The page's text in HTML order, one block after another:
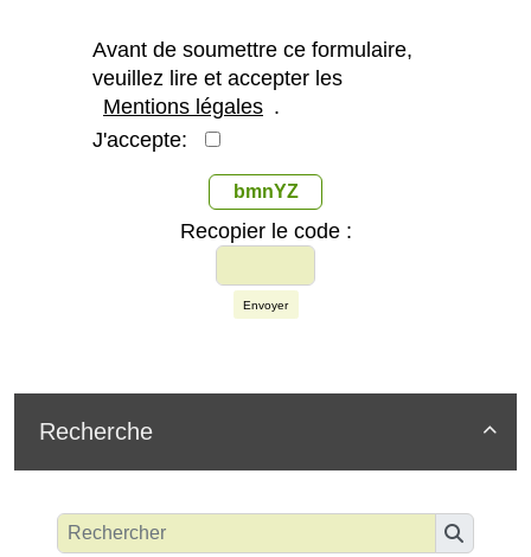
Avant de soumettre ce formulaire,
veuillez lire et accepter les
Mentions légales .
J'accepte:
bmnYZ
Recopier le code :
Envoyer

Recherche